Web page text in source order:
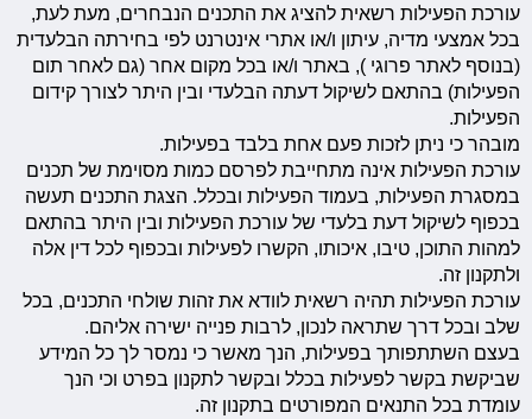
עורכת הפעילות רשאית להציג את התכנים הנבחרים, מעת לעת,
בכל אמצעי מדיה, עיתון ו/או אתרי אינטרנט לפי בחירתה הבלעדית
(בנוסף לאתר פרוגי ), באתר ו/או בכל מקום אחר (גם לאחר תום
הפעילות) בהתאם לשיקול דעתה הבלעדי ובין היתר לצורך קידום
הפעילות.
מובהר כי ניתן לזכות פעם אחת בלבד בפעילות.
עורכת הפעילות אינה מתחייבת לפרסם כמות מסוימת של תכנים
במסגרת הפעילות, בעמוד הפעילות ובכלל. הצגת התכנים תעשה
בכפוף לשיקול דעת בלעדי של עורכת הפעילות ובין היתר בהתאם
למהות התוכן, טיבו, איכותו, הקשרו לפעילות ובכפוף לכל דין אלה
ולתקנון זה.
עורכת הפעילות תהיה רשאית לוודא את זהות שולחי התכנים, בכל
שלב ובכל דרך שתראה לנכון, לרבות פנייה ישירה אליהם.
בעצם השתתפותך בפעילות, הנך מאשר כי נמסר לך כל המידע
שביקשת בקשר לפעילות בכלל ובקשר לתקנון בפרט וכי הנך
עומדת בכל התנאים המפורטים בתקנון זה.